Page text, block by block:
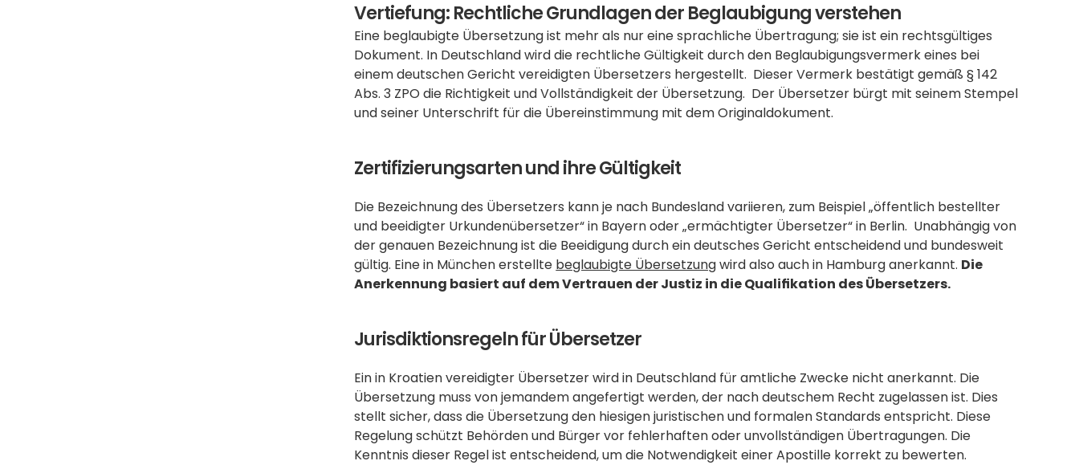
Vertiefung: Rechtliche Grundlagen der Beglaubigung verstehen
Eine beglaubigte Übersetzung ist mehr als nur eine sprachliche Übertragung; sie ist ein rechtsgültiges
Dokument. In Deutschland wird die rechtliche Gültigkeit durch den Beglaubigungsvermerk eines bei
einem deutschen Gericht vereidigten Übersetzers hergestellt.  Dieser Vermerk bestätigt gemäß § 142
Abs. 3 ZPO die Richtigkeit und Vollständigkeit der Übersetzung.  Der Übersetzer bürgt mit seinem Stempel
und seiner Unterschrift für die Übereinstimmung mit dem Originaldokument.
Zertifizierungsarten und ihre Gültigkeit
Die Bezeichnung des Übersetzers kann je nach Bundesland variieren, zum Beispiel „öffentlich bestellter
und beeidigter Urkundenübersetzer“ in Bayern oder „ermächtigter Übersetzer“ in Berlin.  Unabhängig von
der genauen Bezeichnung ist die Beeidigung durch ein deutsches Gericht entscheidend und bundesweit
gültig. Eine in München erstellte beglaubigte Übersetzung wird also auch in Hamburg anerkannt. Die
Anerkennung basiert auf dem Vertrauen der Justiz in die Qualifikation des Übersetzers.
Jurisdiktionsregeln für Übersetzer
Ein in Kroatien vereidigter Übersetzer wird in Deutschland für amtliche Zwecke nicht anerkannt. Die
Übersetzung muss von jemandem angefertigt werden, der nach deutschem Recht zugelassen ist. Dies
stellt sicher, dass die Übersetzung den hiesigen juristischen und formalen Standards entspricht. Diese
Regelung schützt Behörden und Bürger vor fehlerhaften oder unvollständigen Übertragungen. Die
Kenntnis dieser Regel ist entscheidend, um die Notwendigkeit einer Apostille korrekt zu bewerten.